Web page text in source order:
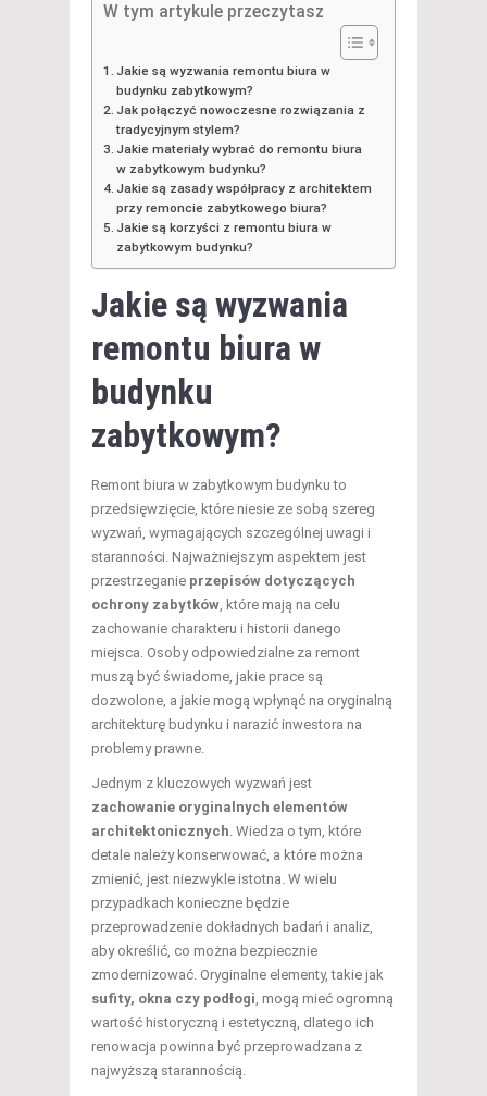
W tym artykule przeczytasz
Jakie są wyzwania remontu biura w
budynku zabytkowym?
Jak połączyć nowoczesne rozwiązania z
tradycyjnym stylem?
Jakie materiały wybrać do remontu biura
w zabytkowym budynku?
Jakie są zasady współpracy z architektem
przy remoncie zabytkowego biura?
Jakie są korzyści z remontu biura w
zabytkowym budynku?
Jakie są wyzwania
remontu biura w
budynku
zabytkowym?
Remont biura w zabytkowym budynku to
przedsięwzięcie, które niesie ze sobą szereg
wyzwań, wymagających szczególnej uwagi i
staranności. Najważniejszym aspektem jest
przestrzeganie przepisów dotyczących
ochrony zabytków, które mają na celu
zachowanie charakteru i historii danego
miejsca. Osoby odpowiedzialne za remont
muszą być świadome, jakie prace są
dozwolone, a jakie mogą wpłynąć na oryginalną
architekturę budynku i narazić inwestora na
problemy prawne.
Jednym z kluczowych wyzwań jest
zachowanie oryginalnych elementów
architektonicznych. Wiedza o tym, które
detale należy konserwować, a które można
zmienić, jest niezwykle istotna. W wielu
przypadkach konieczne będzie
przeprowadzenie dokładnych badań i analiz,
aby określić, co można bezpiecznie
zmodernizować. Oryginalne elementy, takie jak
sufity, okna czy podłogi, mogą mieć ogromną
wartość historyczną i estetyczną, dlatego ich
renowacja powinna być przeprowadzana z
najwyższą starannością.